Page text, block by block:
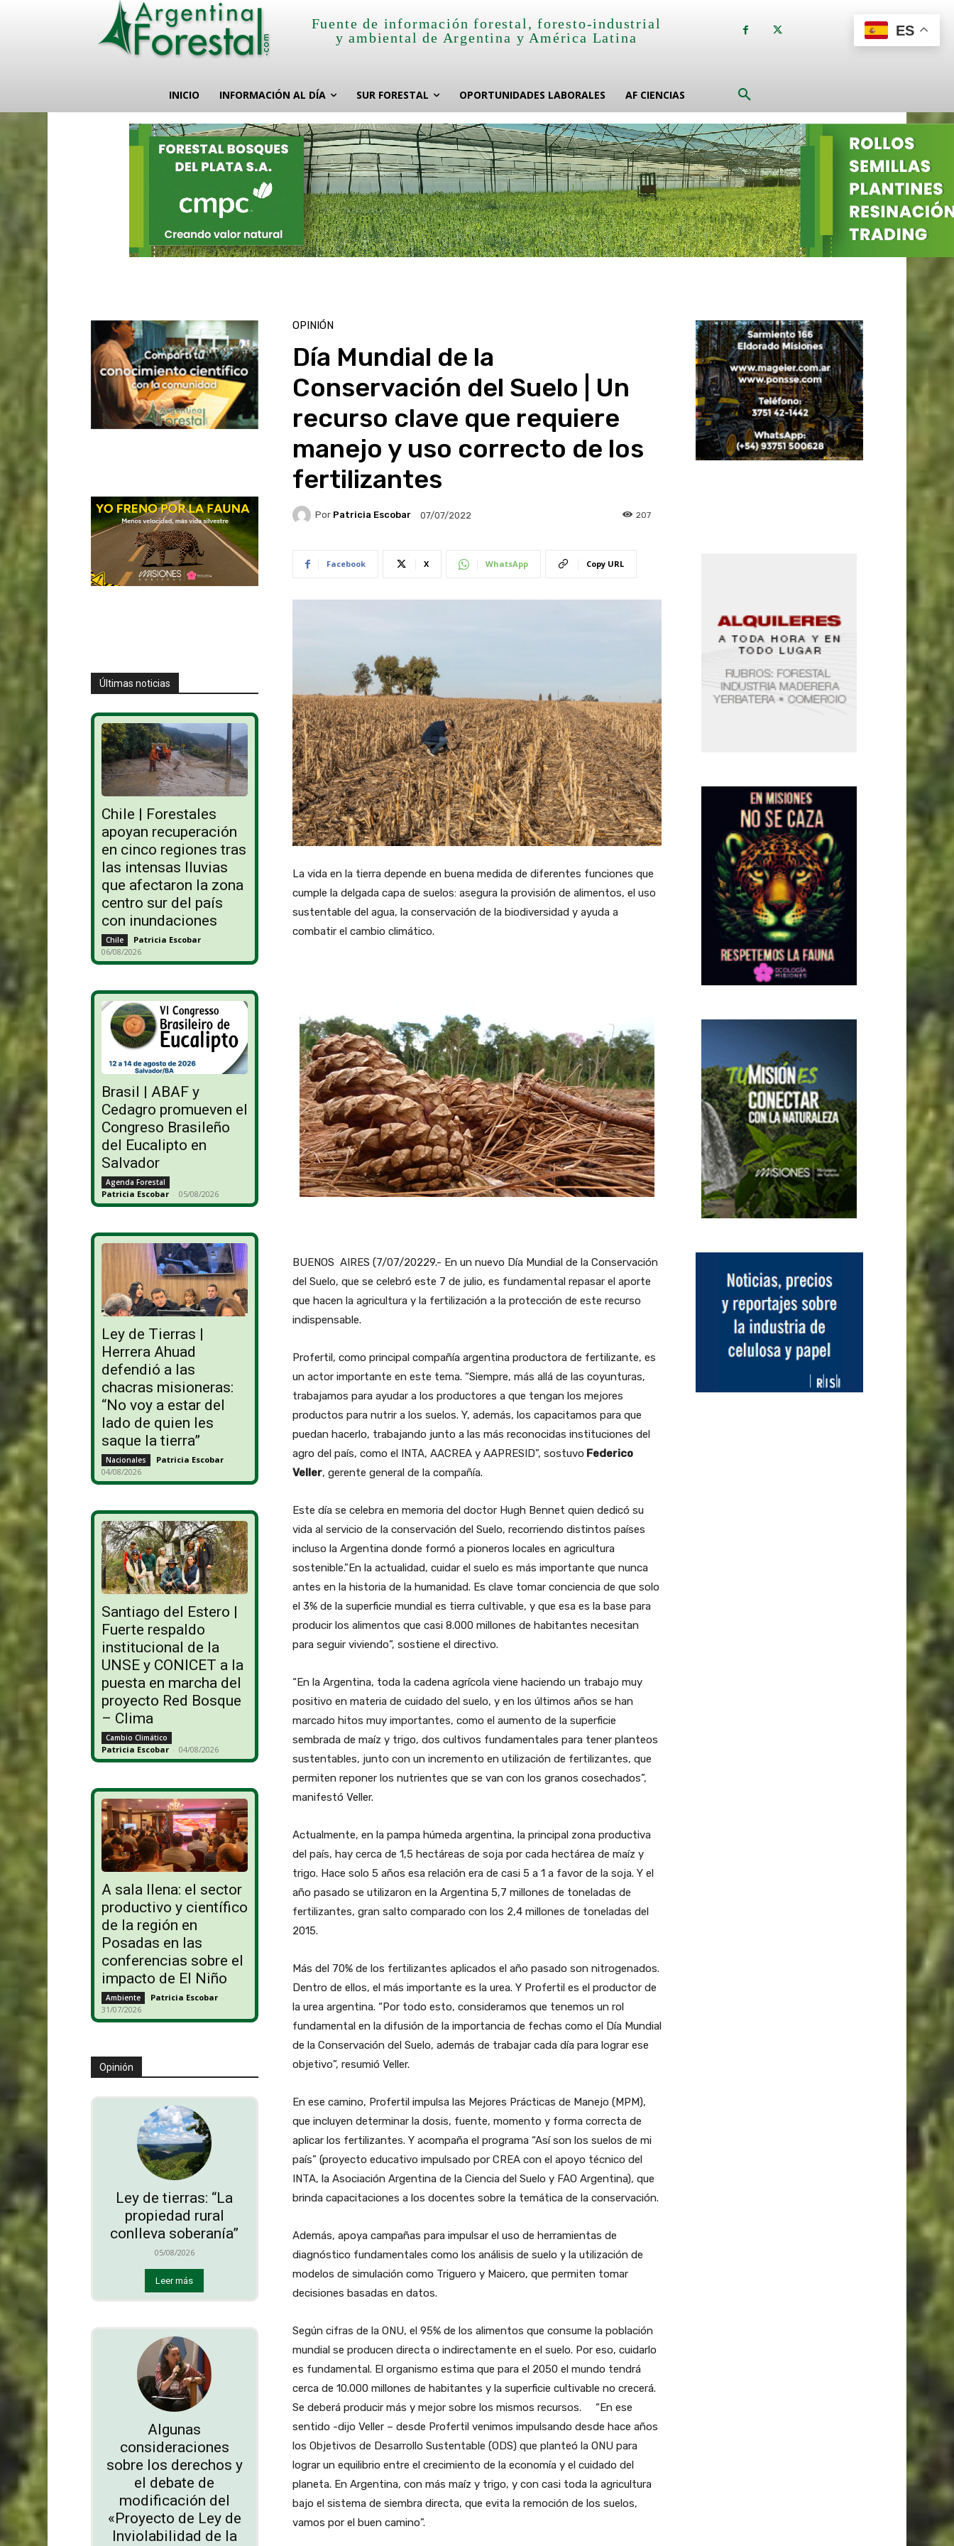
Fuente de información forestal, foresto-industrial
y ambiental de Argentina y América Latina
INICIO INFORMACIÓN AL DÍA SUR FORESTAL OPORTUNIDADES LABORALES AF CIENCIAS
Últimas noticias
Chile | Forestales
apoyan recuperación
en cinco regiones tras
las intensas lluvias
que afectaron la zona
centro sur del país
con inundaciones
Chile Patricia Escobar -
06/08/2026
Brasil | ABAF y
Cedagro promueven el
Congreso Brasileño
del Eucalipto en
Salvador
Agenda Forestal
Patricia Escobar - 05/08/2026
Ley de Tierras |
Herrera Ahuad
defendió a las
chacras misioneras:
“No voy a estar del
lado de quien les
saque la tierra”
Nacionales Patricia Escobar -
04/08/2026
Santiago del Estero |
Fuerte respaldo
institucional de la
UNSE y CONICET a la
puesta en marcha del
proyecto Red Bosque
– Clima
Cambio Climático
Patricia Escobar - 04/08/2026
A sala llena: el sector
productivo y científico
de la región en
Posadas en las
conferencias sobre el
impacto de El Niño
Ambiente Patricia Escobar -
31/07/2026
Opinión
Ley de tierras: “La
propiedad rural
conlleva soberanía”
05/08/2026
Leer más
Algunas
consideraciones
sobre los derechos y
el debate de
modificación del
«Proyecto de Ley de
Inviolabilidad de la
OPINIÓN
Día Mundial de la
Conservación del Suelo | Un
recurso clave que requiere
manejo y uso correcto de los
fertilizantes
Por Patricia Escobar 07/07/2022 207
Facebook X WhatsApp Copy URL
La vida en la tierra depende en buena medida de diferentes funciones que
cumple la delgada capa de suelos: asegura la provisión de alimentos, el uso
sustentable del agua, la conservación de la biodiversidad y ayuda a
combatir el cambio climático.
BUENOS AIRES (7/07/20229.- En un nuevo Día Mundial de la Conservación
del Suelo, que se celebró este 7 de julio, es fundamental repasar el aporte
que hacen la agricultura y la fertilización a la protección de este recurso
indispensable.
Profertil, como principal compañía argentina productora de fertilizante, es
un actor importante en este tema. “Siempre, más allá de las coyunturas,
trabajamos para ayudar a los productores a que tengan los mejores
productos para nutrir a los suelos. Y, además, los capacitamos para que
puedan hacerlo, trabajando junto a las más reconocidas instituciones del
agro del país, como el INTA, AACREA y AAPRESID”, sostuvo Federico
Veller, gerente general de la compañía.
Este día se celebra en memoria del doctor Hugh Bennet quien dedicó su
vida al servicio de la conservación del Suelo, recorriendo distintos países
incluso la Argentina donde formó a pioneros locales en agricultura
sostenible.”En la actualidad, cuidar el suelo es más importante que nunca
antes en la historia de la humanidad. Es clave tomar conciencia de que solo
el 3% de la superficie mundial es tierra cultivable, y que esa es la base para
producir los alimentos que casi 8.000 millones de habitantes necesitan
para seguir viviendo”, sostiene el directivo.
“En la Argentina, toda la cadena agrícola viene haciendo un trabajo muy
positivo en materia de cuidado del suelo, y en los últimos años se han
marcado hitos muy importantes, como el aumento de la superficie
sembrada de maíz y trigo, dos cultivos fundamentales para tener planteos
sustentables, junto con un incremento en utilización de fertilizantes, que
permiten reponer los nutrientes que se van con los granos cosechados”,
manifestó Veller.
Actualmente, en la pampa húmeda argentina, la principal zona productiva
del país, hay cerca de 1,5 hectáreas de soja por cada hectárea de maíz y
trigo. Hace solo 5 años esa relación era de casi 5 a 1 a favor de la soja. Y el
año pasado se utilizaron en la Argentina 5,7 millones de toneladas de
fertilizantes, gran salto comparado con los 2,4 millones de toneladas del
2015.
Más del 70% de los fertilizantes aplicados el año pasado son nitrogenados.
Dentro de ellos, el más importante es la urea. Y Profertil es el productor de
la urea argentina. “Por todo esto, consideramos que tenemos un rol
fundamental en la difusión de la importancia de fechas como el Día Mundial
de la Conservación del Suelo, además de trabajar cada día para lograr ese
objetivo”, resumió Veller.
En ese camino, Profertil impulsa las Mejores Prácticas de Manejo (MPM),
que incluyen determinar la dosis, fuente, momento y forma correcta de
aplicar los fertilizantes. Y acompaña el programa “Así son los suelos de mi
país” (proyecto educativo impulsado por CREA con el apoyo técnico del
INTA, la Asociación Argentina de la Ciencia del Suelo y FAO Argentina), que
brinda capacitaciones a los docentes sobre la temática de la conservación.
Además, apoya campañas para impulsar el uso de herramientas de
diagnóstico fundamentales como los análisis de suelo y la utilización de
modelos de simulación como Triguero y Maicero, que permiten tomar
decisiones basadas en datos.
Según cifras de la ONU, el 95% de los alimentos que consume la población
mundial se producen directa o indirectamente en el suelo. Por eso, cuidarlo
es fundamental. El organismo estima que para el 2050 el mundo tendrá
cerca de 10.000 millones de habitantes y la superficie cultivable no crecerá.
Se deberá producir más y mejor sobre los mismos recursos. “En ese
sentido -dijo Veller – desde Profertil venimos impulsando desde hace años
los Objetivos de Desarrollo Sustentable (ODS) que planteó la ONU para
lograr un equilibrio entre el crecimiento de la economía y el cuidado del
planeta. En Argentina, con más maíz y trigo, y con casi toda la agricultura
bajo el sistema de siembra directa, que evita la remoción de los suelos,
vamos por el buen camino”.
ES